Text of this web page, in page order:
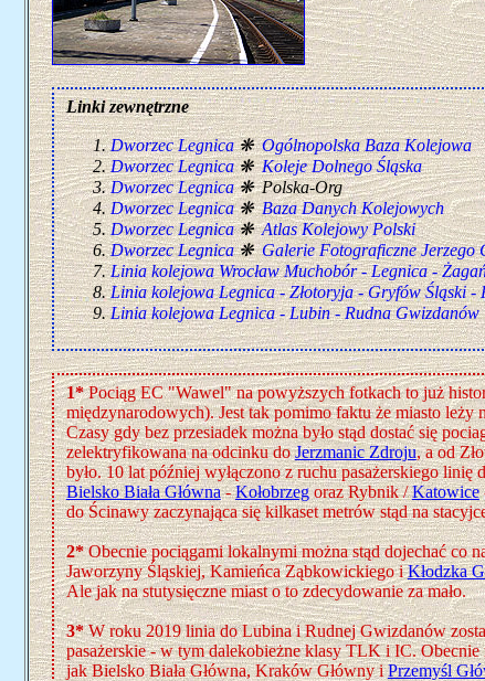
Linki zewnętrzne
Dworzec Legnica❋Ogólnopolska Baza Kolejowa
Dworzec Legnica❋Koleje Dolnego Śląska
Dworzec Legnica❋ Polska-Org
Dworzec Legnica❋Baza Danych Kolejowych
Dworzec Legnica❋Atlas Kolejowy Polski
Dworzec Legnica❋Galerie Fotograficzne Jerzego
Linia kolejowa Wrocław Muchobór - Legnica -
Linia kolejowa Legnica - Złotoryja - Gryfów Śląski -
Linia kolejowa Legnica - Lubin - Rudna Gwizdanów
1*Pociąg EC "Wawel" na powyższych fotkach to już
międzynarodowych). Jest tak pomimo faktu że miasto
Czasy gdy bez przesiadek można było stąd dostać się
zelektryfikowana na odcinku doJerzmanic Zdroju, a od
było. 10 lat później wyłączono z ruchu pasażerskiego
Bielsko Biała Główna-Kołobrzegoraz Rybnik /Katowice
do Ścinawy zaczynająca się kilkaset metrów stąd na
2*Obecnie pociągami lokalnymi można stąd dojechać co
Jaworzyny Śląskiej, Kamieńca Ząbkowickiego iKłodzka
Ale jak na stutysięczne miast o to zdecydowanie za mało.
3*W roku 2019 linia do Lubina i Rudnej Gwizdanów
pasażerskie - w tym dalekobieżne klasy TLK i IC.
jak Bielsko Biała Główna, Kraków Główny iPrzemyśl